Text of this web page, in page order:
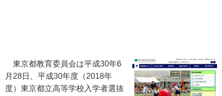
東京都教育委員会は平成30年6
月28日、平成30年度（2018年
度）東京都立高等学校入学者選抜